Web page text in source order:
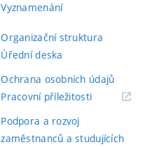
Vyznamenání
Organizační struktura
Úřední deska
Ochrana osobních údajů
Pracovní příležitosti(externí
Podpora a rozvoj
zaměstnanců a studujících